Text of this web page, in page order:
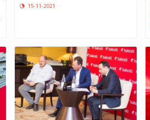
15-11-2021